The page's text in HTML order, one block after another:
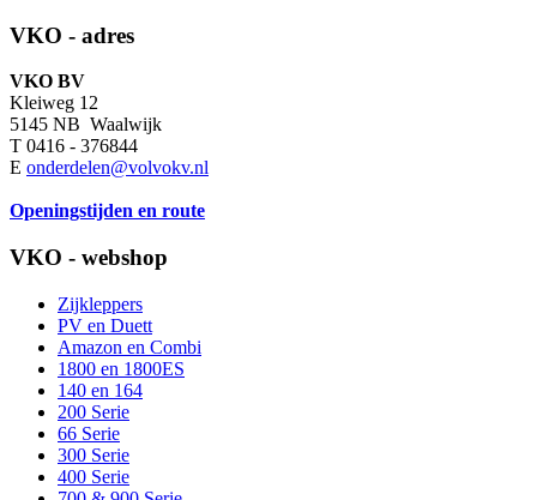
VKO - adres
VKO BV
Kleiweg 12
5145 NB Waalwijk
T 0416 - 376844
E onderdelen@volvokv.nl
Openingstijden en route
VKO - webshop
Zijkleppers
PV en Duett
Amazon en Combi
1800 en 1800ES
140 en 164
200 Serie
66 Serie
300 Serie
400 Serie